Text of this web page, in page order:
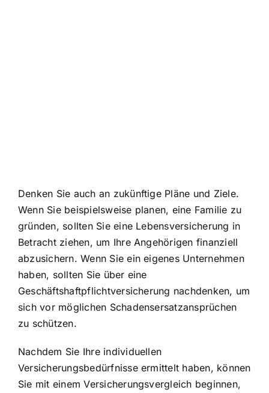
Denken Sie auch an zukünftige Pläne und Ziele.
Wenn Sie beispielsweise planen, eine Familie zu
gründen, sollten Sie eine Lebensversicherung in
Betracht ziehen, um Ihre Angehörigen finanziell
abzusichern. Wenn Sie ein eigenes Unternehmen
haben, sollten Sie über eine
Geschäftshaftpflichtversicherung nachdenken, um
sich vor möglichen Schadensersatzansprüchen
zu schützen.
Nachdem Sie Ihre individuellen
Versicherungsbedürfnisse ermittelt haben, können
Sie mit einem Versicherungsvergleich beginnen,